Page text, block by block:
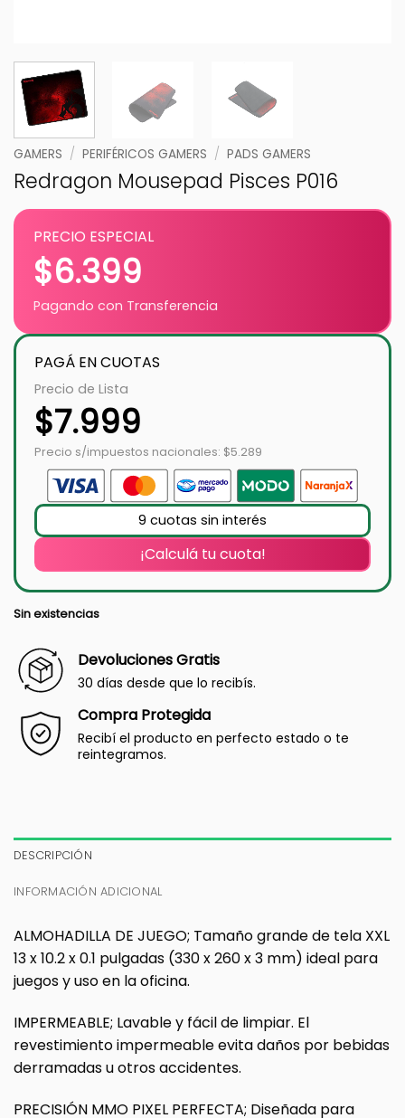
GAMERS / PERIFÉRICOS GAMERS / PADS GAMERS
Redragon Mousepad Pisces P016
PRECIO ESPECIAL
$6.399
Pagando con Transferencia
PAGÁ EN CUOTAS
Precio de Lista
$7.999
Precio s/impuestos nacionales: $5.289
9 cuotas sin interés
¡Calculá tu cuota!
Sin existencias
Devoluciones Gratis
30 días desde que lo recibís.
Compra Protegida
Recibí el producto en perfecto estado o te
reintegramos.
DESCRIPCIÓN
INFORMACIÓN ADICIONAL
ALMOHADILLA DE JUEGO; Tamaño grande de tela XXL
13 x 10.2 x 0.1 pulgadas (330 x 260 x 3 mm) ideal para
juegos y uso en la oficina.
IMPERMEABLE; Lavable y fácil de limpiar. El
revestimiento impermeable evita daños por bebidas
derramadas u otros accidentes.
PRECISIÓN MMO PIXEL PERFECTA; Diseñada para